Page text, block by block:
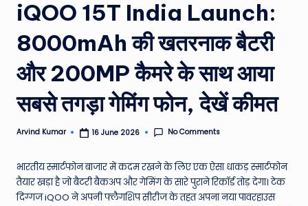
c
h
&
M
o
vi
N
e
iQOO 15T India Launch:
8000mAh की खतरनाक बैटरी
और 200MP कैमरे के साथ आया
सबसे तगड़ा गेमिंग फोन, देखें कीमत
Posted
Arvind Kumar 16 June 2026 No Comments
भारतीय स्मार्टफोन बाजार में कदम रखने के लिए एक ऐसा धाकड़ स्मार्टफोन
तैयार खड़ा है जो बैटरी बैकअप और गेमिंग के सारे पुराने रिकॉर्ड तोड़ देगा। टेक
दिग्गज iQOO ने अपनी फ्लैगशिप सीरीज के तहत अपना नया पावरहाउस